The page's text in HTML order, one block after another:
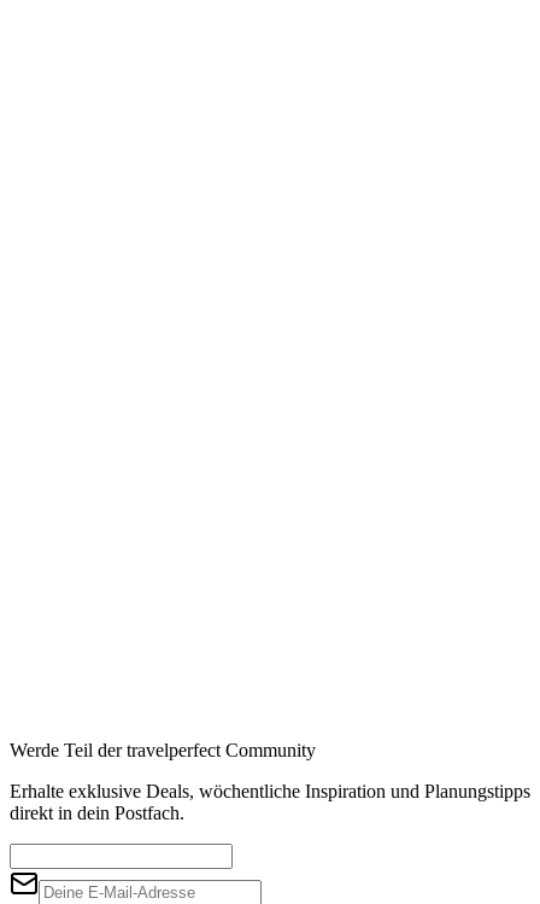
Werde Teil der travelperfect Community
Erhalte exklusive Deals, wöchentliche Inspiration und Planungstipps
direkt in dein Postfach.